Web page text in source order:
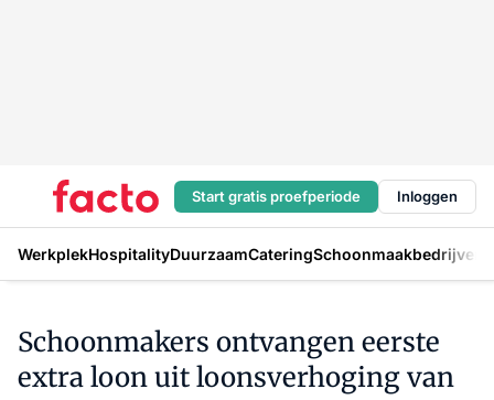
Start gratis proefperiode Inloggen
WerkplekHospitalityDuurzaamCateringSchoonmaakbedrijven
Schoonmakers ontvangen eerste
extra loon uit loonsverhoging van